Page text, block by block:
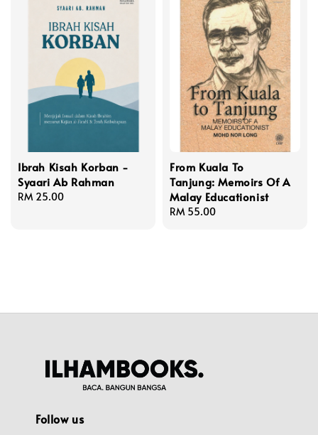
Ibrah Kisah Korban -
Syaari Ab Rahman
Regular
RM 25.00
From Kuala To
Tanjung: Memoirs Of A
Malay Educationist
Regular
RM 55.00
Follow us